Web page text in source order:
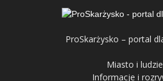
ProSkarżysko – portal
Miasto i
Informacje i